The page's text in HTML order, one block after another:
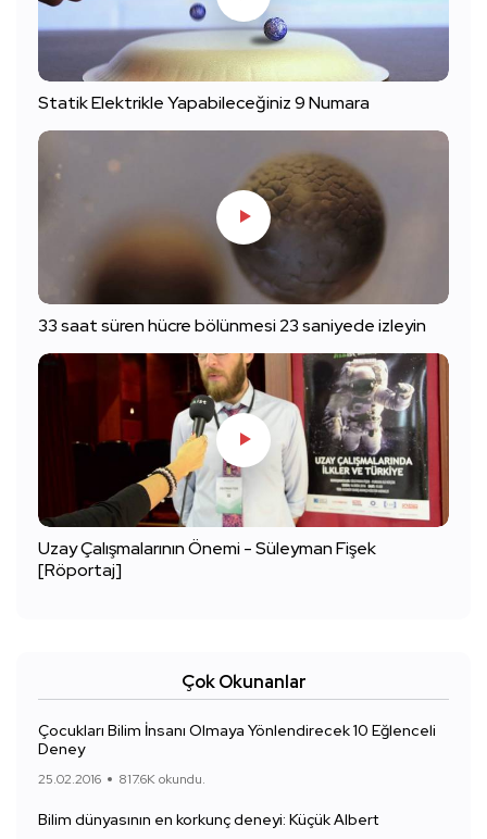
Statik Elektrikle Yapabileceğiniz 9 Numara
33 saat süren hücre bölünmesi 23 saniyede izleyin
Uzay Çalışmalarının Önemi - Süleyman Fişek
[Röportaj]
Çok Okunanlar
Çocukları Bilim İnsanı Olmaya Yönlendirecek 10 Eğlenceli
Deney
25.02.2016 817.6K okundu.
Bilim dünyasının en korkunç deneyi: Küçük Albert